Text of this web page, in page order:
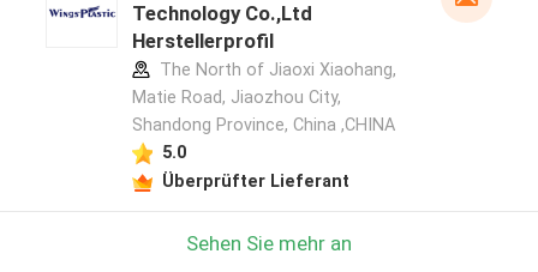
Technology Co.,Ltd
Herstellerprofil
The North of Jiaoxi Xiaohang,
Matie Road, Jiaozhou City,
Shandong Province, China ,CHINA
5.0
Überprüfter Lieferant
Sehen Sie mehr an